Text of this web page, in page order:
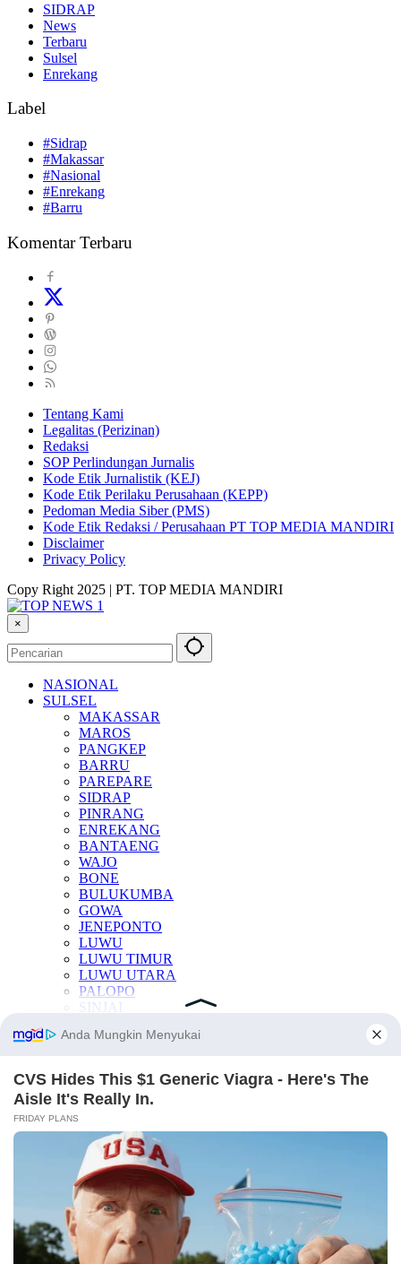
SIDRAP
News
Terbaru
Sulsel
Enrekang
Label
#Sidrap
#Makassar
#Nasional
#Enrekang
#Barru
Komentar Terbaru
Tentang Kami
Legalitas (Perizinan)
Redaksi
SOP Perlindungan Jurnalis
Kode Etik Jurnalistik (KEJ)
Kode Etik Perilaku Perusahaan (KEPP)
Pedoman Media Siber (PMS)
Kode Etik Redaksi / Perusahaan PT TOP MEDIA MANDIRI
Disclaimer
Privacy Policy
Copy Right 2025 | PT. TOP MEDIA MANDIRI
×
NASIONAL
SULSEL
MAKASSAR
MAROS
PANGKEP
BARRU
PAREPARE
SIDRAP
PINRANG
ENREKANG
BANTAENG
WAJO
BONE
BULUKUMBA
GOWA
JENEPONTO
LUWU
LUWU TIMUR
LUWU UTARA
PALOPO
SINJAI
TAKALAR
OTOMOTIF
INTERNASIONAL
TEKNOLOGI
INDEKS BERITA
LAINNYA
Manfaat Buah
Berita Otomotif
Berita Teknologi
Berita Internasional
Nissan
Mitsubishi
Rusia